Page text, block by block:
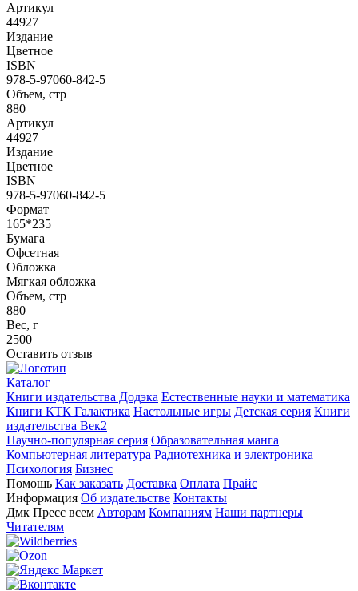
Артикул
44927
Издание
Цветное
ISBN
978-5-97060-842-5
Объем, стр
880
Артикул
44927
Издание
Цветное
ISBN
978-5-97060-842-5
Формат
165*235
Бумага
Офсетная
Обложка
Мягкая обложка
Объем, стр
880
Вес, г
2500
Оставить отзыв
Каталог
Книги издательства Додэка Естественные науки и математика
Книги КТК Галактика Настольные игры Детская серия Книги
издательства Век2
Научно-популярная серия Образовательная манга
Компьютерная литература Радиотехника и электроника
Психология Бизнес
Помощь Как заказать Доставка Оплата Прайс
Информация Об издательстве Контакты
Дмк Пресс всем Авторам Компаниям Наши партнеры
Читателям